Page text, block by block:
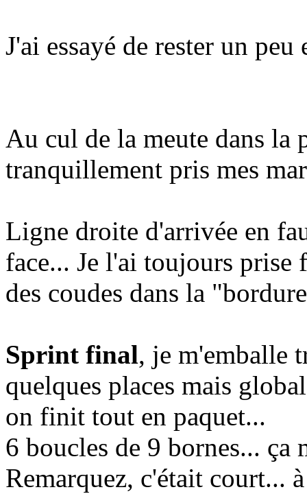
J'ai essayé de rester un
Au cul de la meute dans la
tranquillement pris mes
Ligne droite d'arrivée en
face... Je l'ai toujours prise
des coudes dans la
Sprint final, je m'emballe
quelques places mais
on finit tout en paquet...
6 boucles de 9 bornes... ça
Remarquez, c'était court...